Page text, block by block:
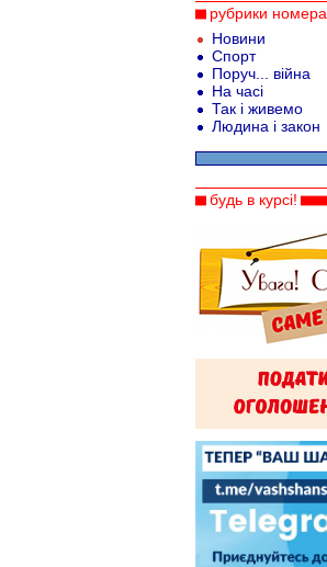
рубрики номера
Новини
Спорт
Поруч... війна
На часі
Так і живемо
Людина і закон
будь в курсі!